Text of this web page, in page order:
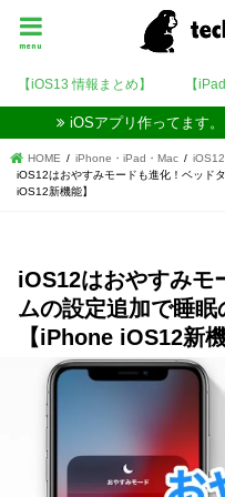
menu
【iOS13 情報まとめ】 【
iOSアプリ作ってます
HOME iPhone・iPad・Mac
iOS12
iOS12はおやすみモードも進化！ベッド
iOS12新機能】
iOS12はおやすみモ
ムの設定追加で睡眠
【iPhone iOS12新機